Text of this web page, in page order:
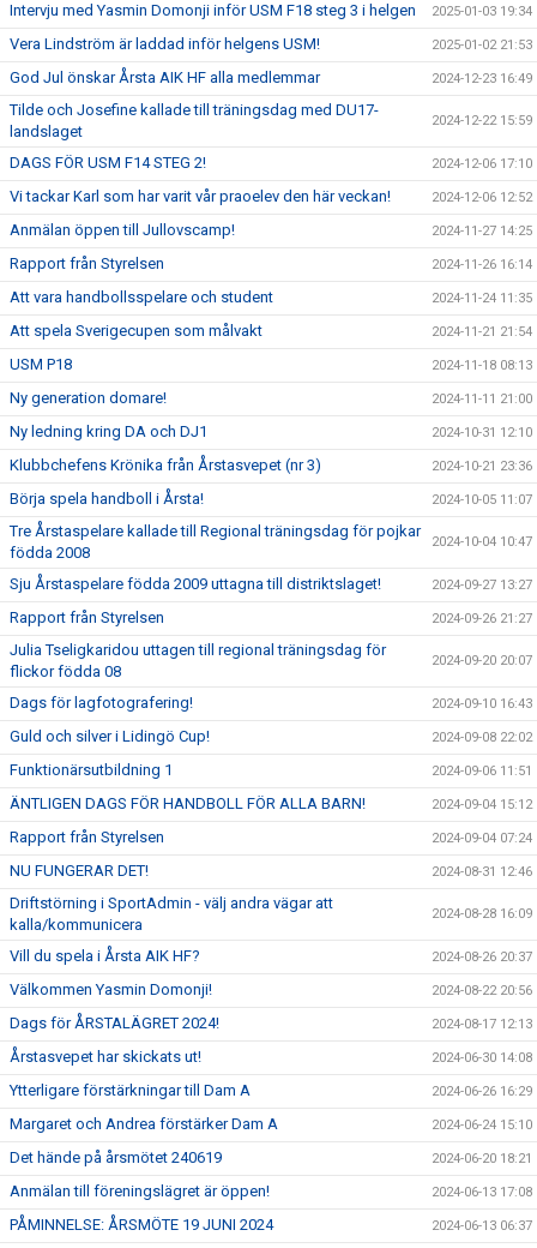
Intervju med Yasmin Domonji inför USM F18 steg 3 i helgen 2025-01-03 19:34
Vera Lindström är laddad inför helgens USM! 2025-01-02 21:53
God Jul önskar Årsta AIK HF alla medlemmar 2024-12-23 16:49
Tilde och Josefine kallade till träningsdag med DU17-
landslaget
2024-12-22 15:59
DAGS FÖR USM F14 STEG 2! 2024-12-06 17:10
Vi tackar Karl som har varit vår praoelev den här veckan! 2024-12-06 12:52
Anmälan öppen till Jullovscamp! 2024-11-27 14:25
Rapport från Styrelsen 2024-11-26 16:14
Att vara handbollsspelare och student 2024-11-24 11:35
Att spela Sverigecupen som målvakt 2024-11-21 21:54
USM P18 2024-11-18 08:13
Ny generation domare! 2024-11-11 21:00
Ny ledning kring DA och DJ1 2024-10-31 12:10
Klubbchefens Krönika från Årstasvepet (nr 3) 2024-10-21 23:36
Börja spela handboll i Årsta! 2024-10-05 11:07
Tre Årstaspelare kallade till Regional träningsdag för pojkar
födda 2008
2024-10-04 10:47
Sju Årstaspelare födda 2009 uttagna till distriktslaget! 2024-09-27 13:27
Rapport från Styrelsen 2024-09-26 21:27
Julia Tseligkaridou uttagen till regional träningsdag för
flickor födda 08
2024-09-20 20:07
Dags för lagfotografering! 2024-09-10 16:43
Guld och silver i Lidingö Cup! 2024-09-08 22:02
Funktionärsutbildning 1 2024-09-06 11:51
ÄNTLIGEN DAGS FÖR HANDBOLL FÖR ALLA BARN! 2024-09-04 15:12
Rapport från Styrelsen 2024-09-04 07:24
NU FUNGERAR DET! 2024-08-31 12:46
Driftstörning i SportAdmin - välj andra vägar att
kalla/kommunicera
2024-08-28 16:09
Vill du spela i Årsta AIK HF? 2024-08-26 20:37
Välkommen Yasmin Domonji! 2024-08-22 20:56
Dags för ÅRSTALÄGRET 2024! 2024-08-17 12:13
Årstasvepet har skickats ut! 2024-06-30 14:08
Ytterligare förstärkningar till Dam A 2024-06-26 16:29
Margaret och Andrea förstärker Dam A 2024-06-24 15:10
Det hände på årsmötet 240619 2024-06-20 18:21
Anmälan till föreningslägret är öppen! 2024-06-13 17:08
PÅMINNELSE: ÅRSMÖTE 19 JUNI 2024 2024-06-13 06:37